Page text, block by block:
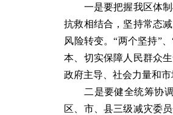
一是要把握我区体制
抗救相结合，坚持常态
风险转变。“两个坚持”
本、切实保障人民群众
政府主导、社会力量和
二是要健全统筹协调
区、市、县三级减灾委